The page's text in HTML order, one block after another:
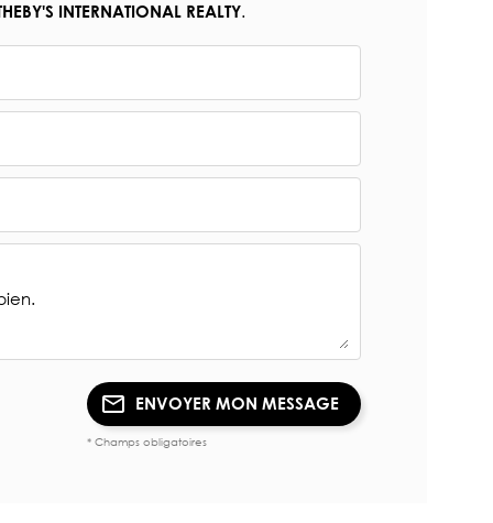
INTERNATIONAL REALTY.
ENVOYER MON MESSAGE
* Champs obligatoires